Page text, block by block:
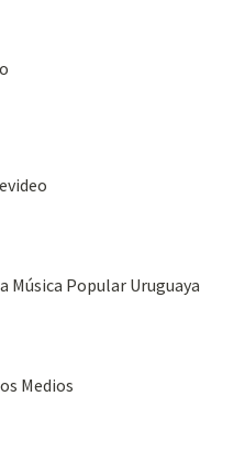
Música Popular Uruguaya
Medios